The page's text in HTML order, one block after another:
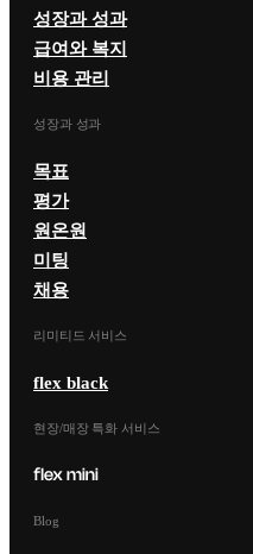
성장과 성과
급여와 복지
비용 관리
성장과 성과
목표
평가
원온원
미팅
채용
리미티드 서비스
flex black
현장/매장 특화 서비스
Blog